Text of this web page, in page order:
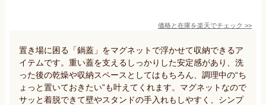
価格と在庫を楽天でチェック >>
置き場に困る「鍋蓋」をマグネットで浮かせて収納できるア
イテムです。重い蓋を支えるしっかりした安定感があり、洗
った後の乾燥や収納スペースとしてはもちろん、調理中の“ち
ょっと置いておきたい”も叶えてくれます。マグネットなので
サッと着脱できて壁やスタンドの手入れもしやすく、シンプ